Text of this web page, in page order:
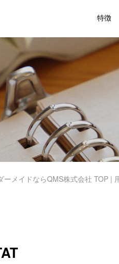
特徴
ーメイドならQMS株式会社 TOP |